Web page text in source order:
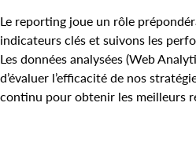
Le reporting joue un rôle
indicateurs clés et suivons les
Les données analysées (Web
d’évaluer l’efficacité de nos
continu pour obtenir les meilleurs